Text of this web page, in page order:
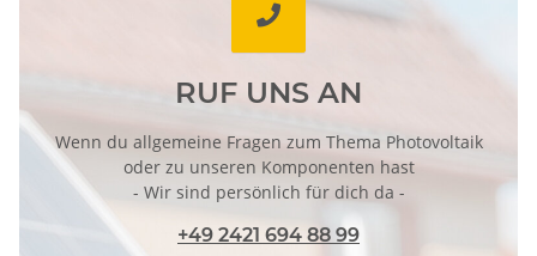

RUF UNS AN
Wenn du allgemeine Fragen zum Thema Photovoltaik
oder zu unseren Komponenten hast
- Wir sind persönlich für dich da -
+49 2421 694 88 99